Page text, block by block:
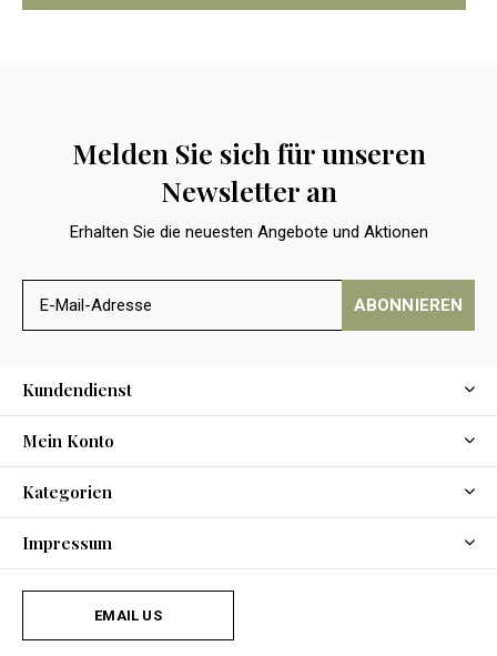
Melden Sie sich für unseren
Newsletter an
Erhalten Sie die neuesten Angebote und Aktionen
ABONNIEREN
Kundendienst
Mein Konto
Kategorien
Impressum
EMAIL US